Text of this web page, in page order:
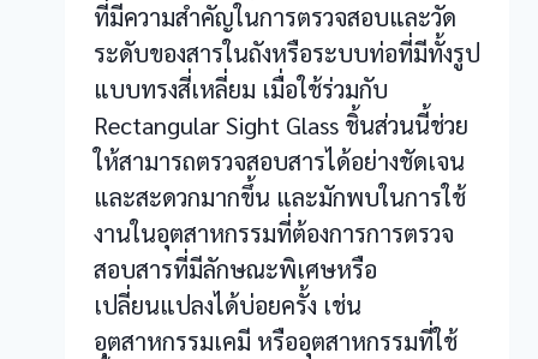
ที่มีความสำคัญในการตรวจสอบและวัด
ระดับของสารในถังหรือระบบท่อที่มีทั้งรูป
แบบทรงสี่เหลี่ยม เมื่อใช้ร่วมกับ
Rectangular Sight Glass ชิ้นส่วนนี้ช่วย
ให้สามารถตรวจสอบสารได้อย่างชัดเจน
และสะดวกมากขึ้น และมักพบในการใช้
งานในอุตสาหกรรมที่ต้องการการตรวจ
สอบสารที่มีลักษณะพิเศษหรือ
เปลี่ยนแปลงได้บ่อยครั้ง เช่น
อุตสาหกรรมเคมี หรืออุตสาหกรรมที่ใช้